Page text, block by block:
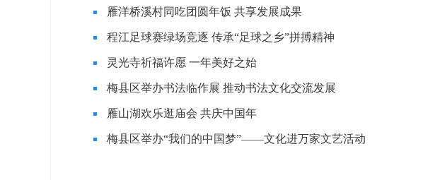
雁洋桥溪村同吃团圆年饭 共享发展成果
程江足球赛绿场竞逐 传承“足球之乡”拼搏精神
灵光寺祈福许愿 一年美好之始
梅县区举办书法临作展 推动书法文化交流发展
雁山湖欢乐逛庙会 共庆中国年
梅县区举办“我们的中国梦”——文化进万家文艺活动